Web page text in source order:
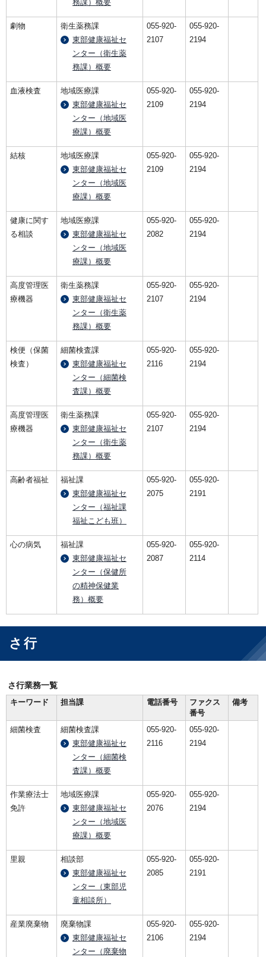
務課）概要
劇物
衛生薬務課
東部健康福祉セ
ンター（衛生薬
務課）概要
055-920-
2107
055-920-
2194
血液検査
地域医療課
東部健康福祉セ
ンター（地域医
療課）概要
055-920-
2109
055-920-
2194
結核
地域医療課
東部健康福祉セ
ンター（地域医
療課）概要
055-920-
2109
055-920-
2194
健康に関す
る相談
地域医療課
東部健康福祉セ
ンター（地域医
療課）概要
055-920-
2082
055-920-
2194
高度管理医
療機器
衛生薬務課
東部健康福祉セ
ンター（衛生薬
務課）概要
055-920-
2107
055-920-
2194
検便（保菌
検査）
細菌検査課
東部健康福祉セ
ンター（細菌検
査課）概要
055-920-
2116
055-920-
2194
高度管理医
療機器
衛生薬務課
東部健康福祉セ
ンター（衛生薬
務課）概要
055-920-
2107
055-920-
2194
高齢者福祉
福祉課
東部健康福祉セ
ンター（福祉課
福祉こども班）
055-920-
2075
055-920-
2191
心の病気
福祉課
東部健康福祉セ
ンター（保健所
の精神保健業
務）概要
055-920-
2087
055-920-
2114
さ行
さ行業務一覧
キーワード
担当課 電話番号
ファクス
番号
備考
細菌検査
細菌検査課
東部健康福祉セ
ンター（細菌検
査課）概要
055-920-
2116
055-920-
2194
作業療法士
免許
地域医療課
東部健康福祉セ
ンター（地域医
療課）概要
055-920-
2076
055-920-
2194
里親
相談部
東部健康福祉セ
ンター（東部児
童相談所）
055-920-
2085
055-920-
2191
産業廃棄物
廃棄物課
東部健康福祉セ
ンター（廃棄物
055-920-
2106
055-920-
2194